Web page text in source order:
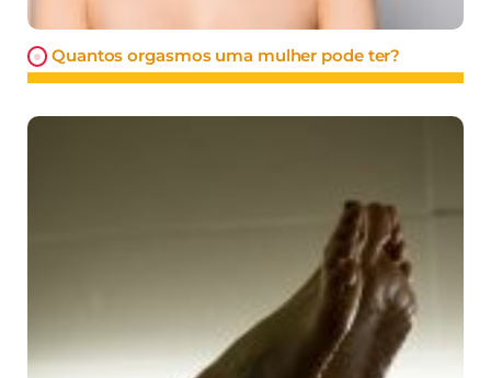
Quantos orgasmos uma mulher pode ter?